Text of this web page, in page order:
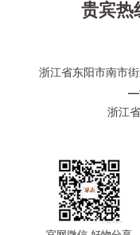
贵宾热
浙江省东阳市南市
—
浙江